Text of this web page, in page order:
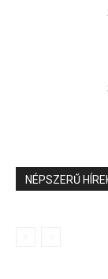
NÉPSZERŰ